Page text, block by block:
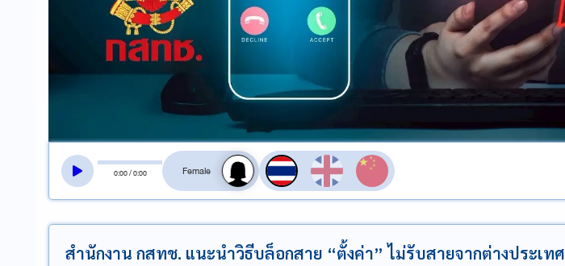
0:00/0:00
สลับเสียงอ่าน
สำนักงาน กสทช. แนะนำวิธีบล็อกสาย “ตั้งค่า” ไม่รับสายจากต่างประเทศ